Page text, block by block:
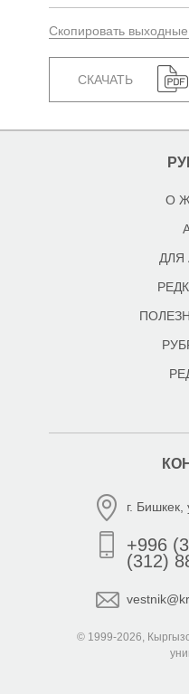
Скопировать
СКАЧАТЬ
О
ДЛЯ
г. Бишкек,
+996
(312)
© 1999-2026,